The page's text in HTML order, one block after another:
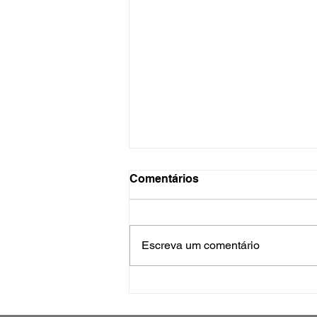
Comentários
Escreva um comentário